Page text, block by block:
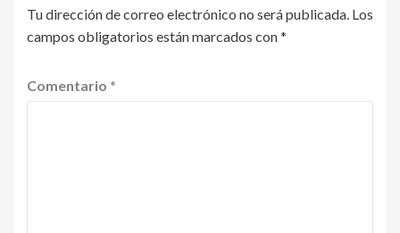
Tu dirección de correo electrónico no será publicada. Los
campos obligatorios están marcados con*
Comentario *